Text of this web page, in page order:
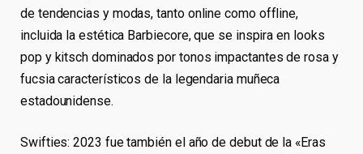
de tendencias y modas, tanto online como offline,
incluida la estética Barbiecore, que se inspira en looks
pop y kitsch dominados por tonos impactantes de rosa y
fucsia característicos de la legendaria muñeca
estadounidense.
Swifties: 2023 fue también el año de debut de la «Eras